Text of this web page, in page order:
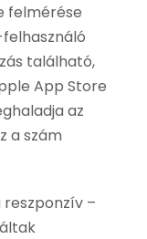
felmérése
található,
App Store
az
a szám
–